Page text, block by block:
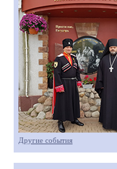
Другие события